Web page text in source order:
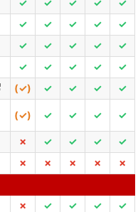
✓ ✓ ✓ ✓
✓
✓ ✓ ✓ ✓
✓
✓ ✓ ✓ ✓
✓
✓ ✓ ✓ ✓
✓
(✓) ✓ ✓ ✓
✓
(✓) ✓ ✓ ✓ ✓
✗ ✓ ✓ ✓
✓
✗ ✗ ✗ ✗
✗
✗ ✓ ✓ ✓
✓